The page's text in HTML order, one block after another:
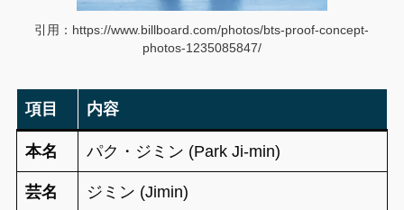
引用：https://www.billboard.com/photos/bts-proof-concept-
photos-1235085847/
項目 内容
本名 パク・ジミン (Park Ji-min)
芸名 ジミン (Jimin)